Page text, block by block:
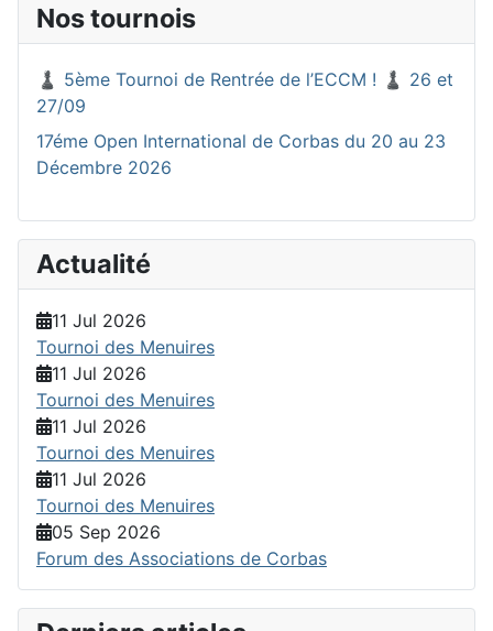
Nos tournois
♟️ 5ème Tournoi de Rentrée de l’ECCM ! ♟️ 26 et
27/09
17éme Open International de Corbas du 20 au 23
Décembre 2026
Actualité
11 Jul 2026
Tournoi des Menuires
11 Jul 2026
Tournoi des Menuires
11 Jul 2026
Tournoi des Menuires
11 Jul 2026
Tournoi des Menuires
05 Sep 2026
Forum des Associations de Corbas